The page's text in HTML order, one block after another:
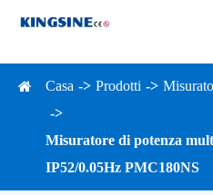
Casa Prodotti
Misuratore di potenza
IP52/0.05Hz PMC180NS